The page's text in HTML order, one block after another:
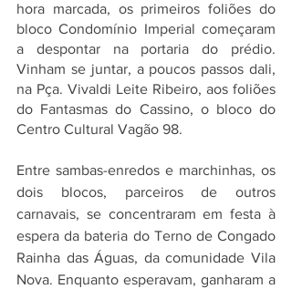
hora marcada, os primeiros foliões do
bloco Condomínio Imperial começaram
a despontar na portaria do prédio.
Vinham se juntar, a poucos passos dali,
na Pça. Vivaldi Leite Ribeiro, aos foliões
do Fantasmas do Cassino, o bloco do
Centro Cultural Vagão 98.
Entre sambas-enredos e marchinhas, os
dois blocos, parceiros de outros
carnavais, se concentraram em festa à
espera da bateria do Terno de Congado
Rainha das Águas, da comunidade Vila
Nova. Enquanto esperavam, ganharam a